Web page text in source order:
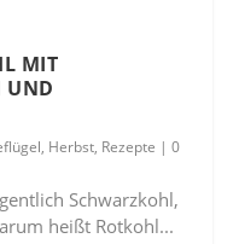
MIT
UND
, Herbst, Rezepte |0
Schwarzkohl,
heißt Rotkohl...